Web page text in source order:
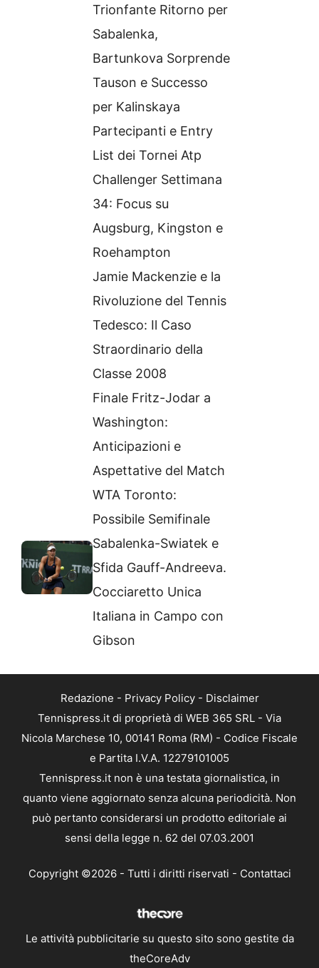
Trionfante Ritorno per
Sabalenka,
Bartunkova Sorprende
Tauson e Successo
per Kalinskaya
Partecipanti e Entry
List dei Tornei Atp
Challenger Settimana
34: Focus su
Augsburg, Kingston e
Roehampton
Jamie Mackenzie e la
Rivoluzione del Tennis
Tedesco: Il Caso
Straordinario della
Classe 2008
Finale Fritz-Jodar a
Washington:
Anticipazioni e
Aspettative del Match
WTA Toronto:
Possibile Semifinale
Sabalenka-Swiatek e
Sfida Gauff-Andreeva.
Cocciaretto Unica
Italiana in Campo con
Gibson
Redazione - Privacy Policy- Disclaimer
Tennispress.it di proprietà di WEB 365 SRL - Via
Nicola Marchese 10, 00141 Roma (RM) - Codice Fiscale
e Partita I.V.A. 12279101005
Tennispress.it non è una testata giornalistica, in
quanto viene aggiornato senza alcuna periodicità. Non
può pertanto considerarsi un prodotto editoriale ai
sensi della legge n. 62 del 07.03.2001
Copyright ©2026 - Tutti i diritti riservati - Contattaci
Le attività pubblicitarie su questo sito sono gestite da
theCoreAdv